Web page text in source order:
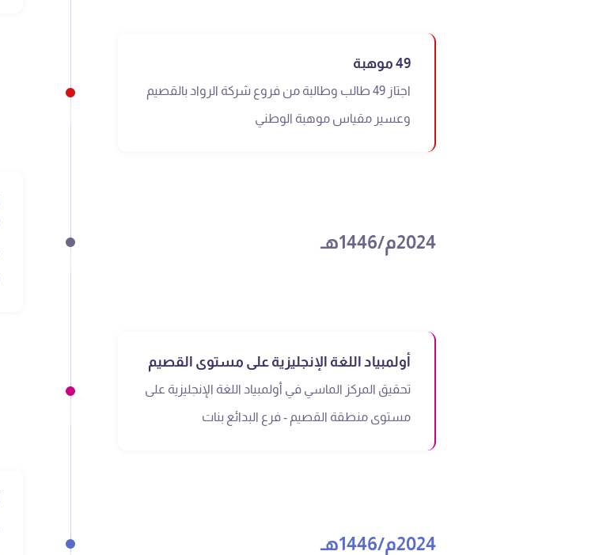
49 موهبة
اجتاز 49 طالب وطالبة من فروع شركة الرواد بالقصيم
وعسير مقياس موهبة الوطني
2024م/1446هـ
أولمبياد اللغة الإنجليزية على مستوى القصيم
تحقيق المركز الماسي في أولمبياد اللغة الإنجليزية على
مستوى منطقة القصيم - فرع البدائع بنات
2024م/1446هـ